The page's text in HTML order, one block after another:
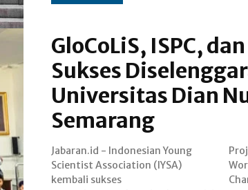
GloCoLiS, ISPC,
Sukses
Universitas Dian
Semarang
Jabaran.id - Indonesian Young
Scientist Association (IYSA)
kembali sukses
Project Competition (ISPC), dan
World Essay Competition
Championship (WECC). Tahun ini